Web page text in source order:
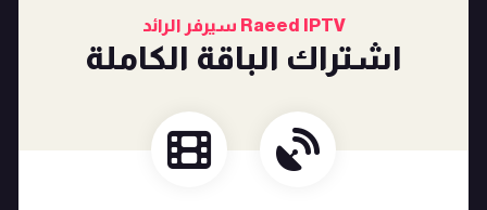
Raeed IPTV سيرفر الرائد
اشتراك الباقة الكاملة